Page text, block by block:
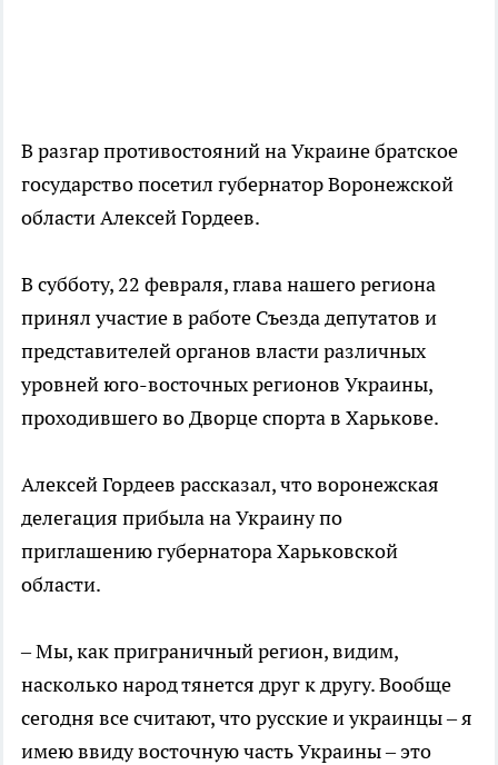
В разгар противостояний на Украине братское
государство посетил губернатор Воронежской
области Алексей Гордеев.
В субботу, 22 февраля, глава нашего региона
принял участие в работе Съезда депутатов и
представителей органов власти различных
уровней юго-восточных регионов Украины,
проходившего во Дворце спорта в Харькове.
Алексей Гордеев рассказал, что воронежская
делегация прибыла на Украину по
приглашению губернатора Харьковской
области.
– Мы, как приграничный регион, видим,
насколько народ тянется друг к другу. Вообще
сегодня все считают, что русские и украинцы – я
имею ввиду восточную часть Украины – это